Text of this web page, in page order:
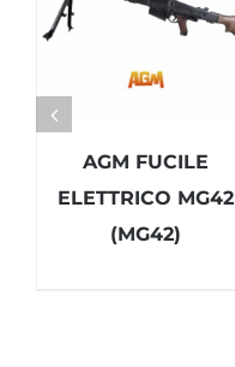
AGM FUCILE
ELETTRICO MG42
(MG42)